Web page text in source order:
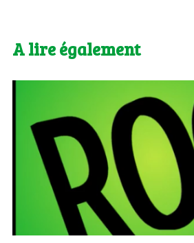
A lire également